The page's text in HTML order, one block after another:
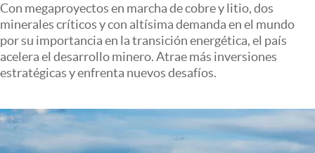
Columnistas
Otras secciones
Apertura
Clase
Con megaproyectos en marcha de cobre y litio, dos
minerales críticos y con altísima demanda en el mundo
por su importancia en la transición energética, el país
acelera el desarrollo minero. Atrae más inversiones
estratégicas y enfrenta nuevos desafíos.